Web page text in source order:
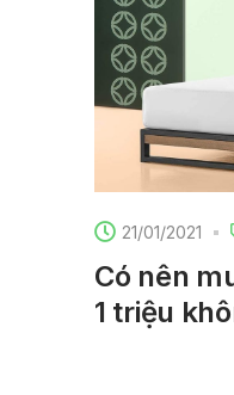
21/01/2021
Có nên
1 triệu